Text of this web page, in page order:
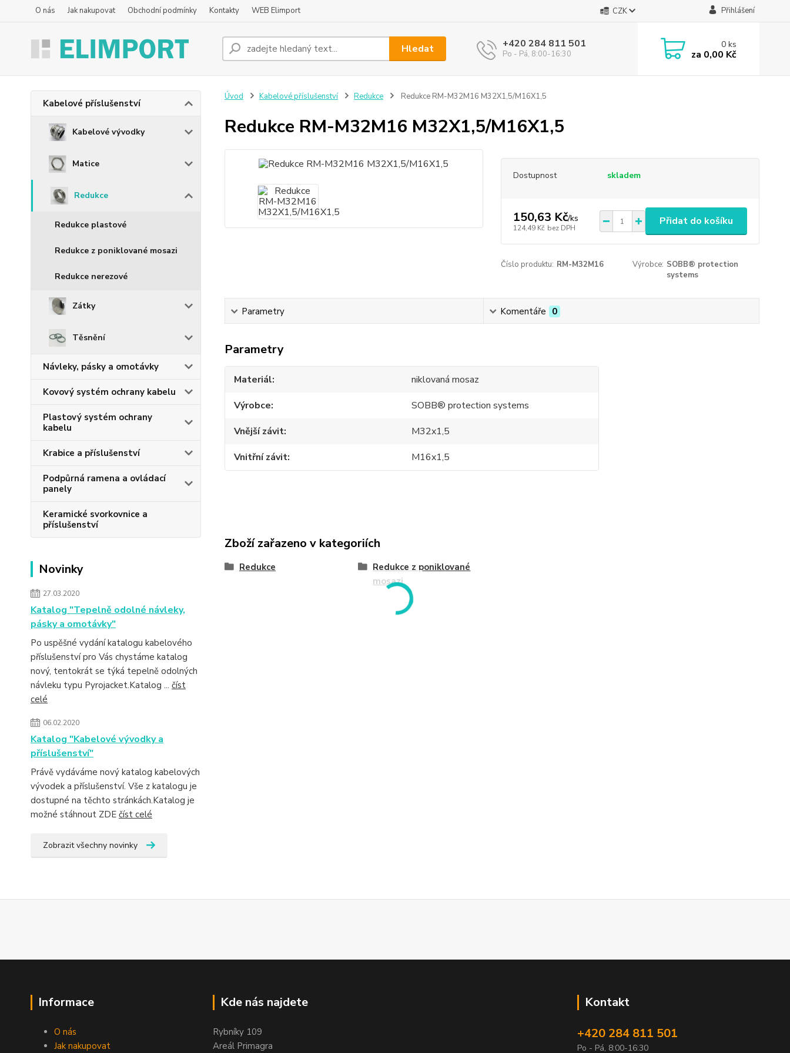
O nás Jak nakupovat Obchodní podmínky Kontakty WEB Elimport CZK Přihlášení
Hledat +420 284 811 501
Po - Pá, 8:00-16:30
0ks
za 0,00 Kč
Kabelové příslušenství
Kabelové vývodky
Matice
Redukce
Redukce plastové
Redukce z poniklované mosazi
Redukce nerezové
Zátky
Těsnění
Návleky, pásky a omotávky
Kovový systém ochrany kabelu
Plastový systém ochrany
kabelu
Krabice a příslušenství
Podpůrná ramena a ovládací
panely
Keramické svorkovnice a
příslušenství
Novinky
27.03.2020
Katalog "Tepelně odolné návleky,
pásky a omotávky"
Po uspěšné vydání katalogu kabelového
příslušenství pro Vás chystáme katalog
nový, tentokrát se týká tepelně odolných
návleku typu Pyrojacket.Katalog ... číst
celé
06.02.2020
Katalog "Kabelové vývodky a
příslušenství"
Právě vydáváme nový katalog kabelových
vývodek a příslušenství. Vše z katalogu je
dostupné na těchto stránkách.Katalog je
možné stáhnout ZDE číst celé
Zobrazit všechny novinky
Úvod Kabelové příslušenství Redukce Redukce RM-M32M16 M32X1,5/M16X1,5
Redukce RM-M32M16 M32X1,5/M16X1,5
Dostupnost skladem
150,63 Kč/ks
124,49 Kč bez DPH
Přidat do košíku
Číslo produktu: RM-M32M16 Výrobce: SOBB® protection
systems
Parametry Komentáře 0
Parametry
Materiál
niklovaná mosaz
Výrobce
SOBB® protection systems
Vnější závit
M32x1,5
Vnitřní závit
M16x1,5
Zboží zařazeno v kategoriích
Redukce
Redukce z poniklované
mosazi
Informace
O nás
Jak nakupovat
Kde nás najdete
Rybníky 109
Areál Primagra
Kontakt
+420 284 811 501
Po - Pá, 8:00-16:30